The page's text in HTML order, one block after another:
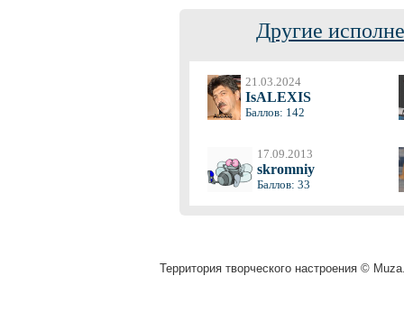
Другие
21.03.2024
IsALEXIS
Баллов: 142
17.09.2013
skromniy
Баллов: 33
Территория творческого настроения ©